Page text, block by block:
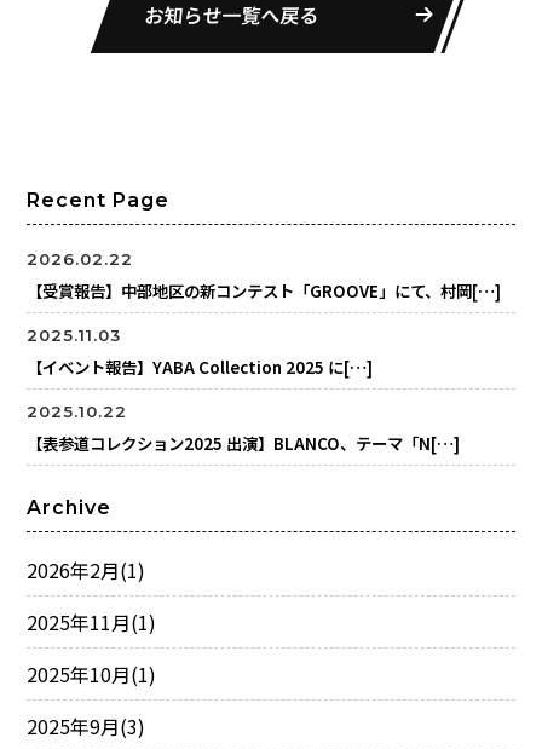
お知らせ一覧へ戻る
Recent Page
2026.02.22
【受賞報告】中部地区の新コンテスト「GROOVE」にて、村岡[…]
2025.11.03
【イベント報告】YABA Collection 2025 に[…]
2025.10.22
【表参道コレクション2025 出演】BLANCO、テーマ「N[…]
Archive
2026年2月(1)
2025年11月(1)
2025年10月(1)
2025年9月(3)